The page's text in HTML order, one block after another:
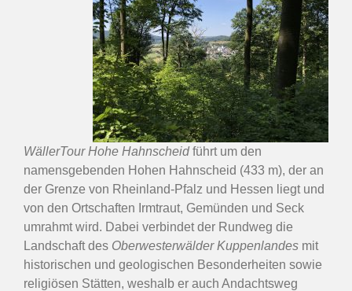
WällerTour Hohe Hahnscheidführt um den
namensgebenden Hohen Hahnscheid (433 m), der an
der Grenze von Rheinland-Pfalz und Hessen liegt und
von den Ortschaften Irmtraut, Gemünden und Seck
umrahmt wird. Dabei verbindet der Rundweg die
Landschaft des Oberwesterwälder Kuppenlandes mit
historischen und geologischen Besonderheiten sowie
religiösen Stätten, weshalb er auch Andachtsweg